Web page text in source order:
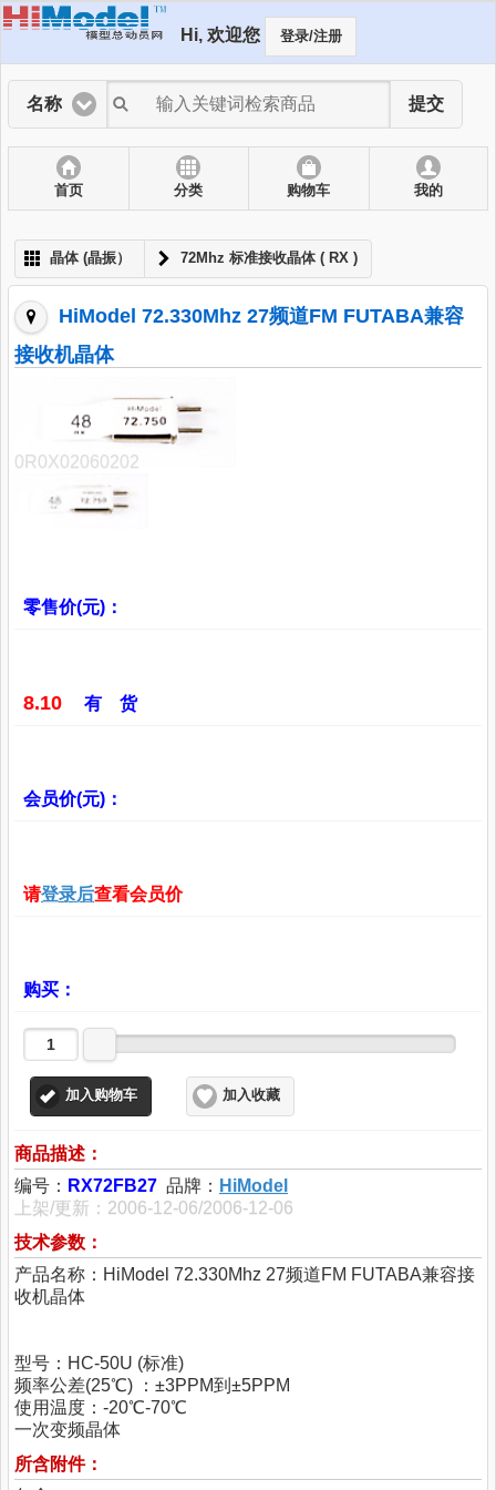
Hi, 欢迎您 登录/注册
名称 提交
首页 分类 购物车 我的
晶体 (晶振） 72Mhz 标准接收晶体 ( RX )
HiModel 72.330Mhz 27频道FM FUTABA兼容
接收机晶体
0R0X02060202
零售价(元)：
8.10 有 货
会员价(元)：
请登录后查看会员价
购买：
加入购物车 加入收藏
商品描述：
编号： RX72FB27 品牌： HiModel
上架/更新：2006-12-06/2006-12-06
技术参数：
产品名称：HiModel 72.330Mhz 27频道FM FUTABA兼容接
收机晶体
型号：HC-50U (标准)
频率公差(25℃) ：±3PPM到±5PPM
使用温度：-20℃-70℃
一次变频晶体
所含附件：